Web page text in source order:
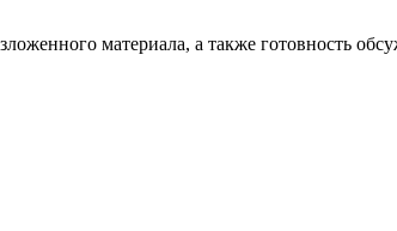
материала, а также готовность